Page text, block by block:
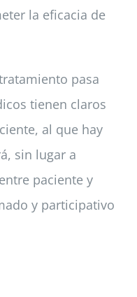
la eficacia de
pasa
tienen claros
al que hay
sin lugar a
paciente y
y participativo